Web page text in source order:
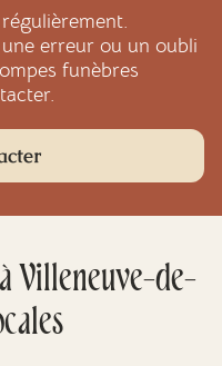
erreur ou un oubli
funèbres
Villeneuve-de-